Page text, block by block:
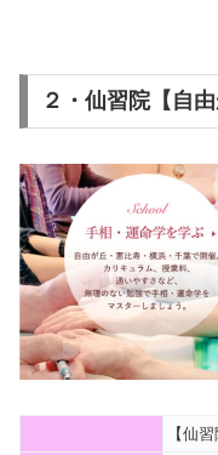
２・仙習院【自
【仙習